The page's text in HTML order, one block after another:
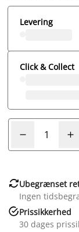
Levering
Click & Collect
Ubegrænset
Ingen
Prissikkerhed
30 dages